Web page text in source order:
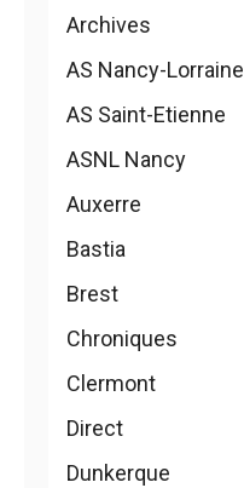
Archives
AS Nancy-Lorraine
AS Saint-Etienne
ASNL Nancy
Auxerre
Bastia
Brest
Chroniques
Clermont
Direct
Dunkerque